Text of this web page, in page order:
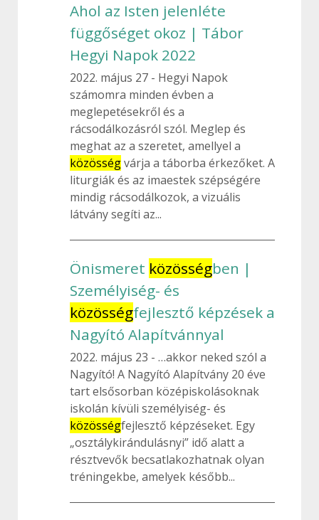
Ahol az Isten jelenléte
függőséget okoz | Tábor
Hegyi Napok 2022
2022. május 27
Hegyi Napok
számomra minden évben a
meglepetésekről és a
rácsodálkozásról szól. Meglep és
meghat az a szeretet, amellyel a
közösségvárja a táborba érkezőket. A
liturgiák és az imaestek szépségére
mindig rácsodálkozok, a vizuális
látvány segíti az...
Önismeret közösségben |
Személyiség- és
közösségfejlesztő képzések a
Nagyító Alapítvánnyal
2022. május 23
…akkor neked szól a
Nagyító! A Nagyító Alapítvány 20 éve
tart elsősorban középiskolásoknak
iskolán kívüli személyiség- és
közösségfejlesztő képzéseket. Egy
„osztálykirándulásnyi” idő alatt a
résztvevők becsatlakozhatnak olyan
tréningekbe, amelyek később...